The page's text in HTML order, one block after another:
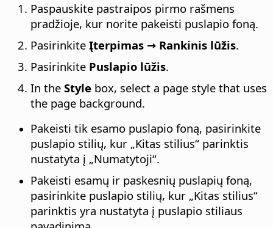
Paspauskite pastraipos pirmo rašmens
pradžioje, kur norite pakeisti puslapio foną.
Pasirinkite Įterpimas → Rankinis lūžis.
Pasirinkite Puslapio lūžis.
In the Style box, select a page style that uses
the page background.
Pakeisti tik esamo puslapio foną, pasirinkite
puslapio stilių, kur „Kitas stilius“ parinktis
nustatyta į „Numatytoji“.
Pakeisti esamų ir paskesnių puslapių foną,
pasirinkite puslapio stilių, kur „Kitas stilius“
parinktis yra nustatyta į puslapio stiliaus